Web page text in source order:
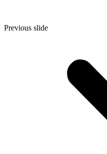
Previous slide